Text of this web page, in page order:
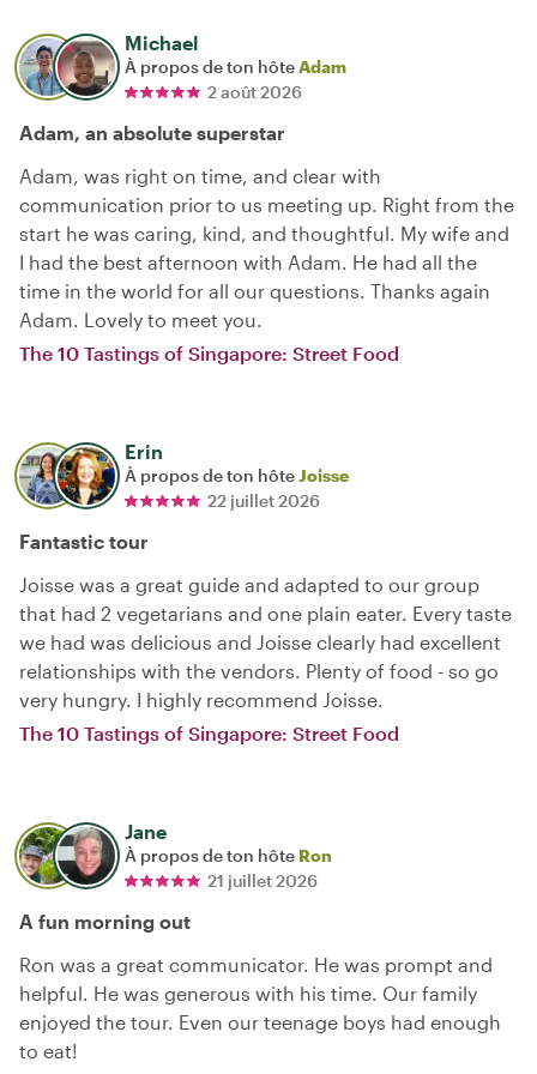
Michael
À propos de ton hôteAdam
2 août 2026
Adam, an absolute superstar
Adam, was right on time, and clear with
communication prior to us meeting up. Right from the
start he was caring, kind, and thoughtful. My wife and
I had the best afternoon with Adam. He had all the
time in the world for all our questions. Thanks again
Adam. Lovely to meet you.
The 10 Tastings of Singapore: Street Food
Erin
À propos de ton hôteJoisse
22 juillet 2026
Fantastic tour
Joisse was a great guide and adapted to our group
that had 2 vegetarians and one plain eater. Every taste
we had was delicious and Joisse clearly had excellent
relationships with the vendors. Plenty of food - so go
very hungry. I highly recommend Joisse.
The 10 Tastings of Singapore: Street Food
Jane
À propos de ton hôte Ron
21 juillet 2026
A fun morning out
Ron was a great communicator. He was prompt and
helpful. He was generous with his time. Our family
enjoyed the tour. Even our teenage boys had enough
to eat!